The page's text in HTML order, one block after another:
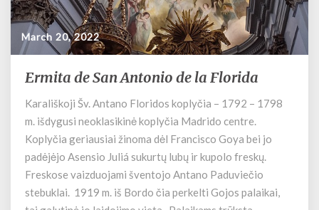
March 20, 2022
E
m
i
t
a
d
Ermita de San Antonio de la Florida
Karališkoji Šv. Antano Floridos koplyčia – 1792 – 1798
m. išdygusi neoklasikinė koplyčia Madrido centre.
Koplyčia geriausiai žinoma dėl Francisco Goya bei jo
padėjėjo Asensio Juliá sukurtų lubų ir kupolo freskų.
Freskose vaizduojami šventojo Antano Paduviečio
stebuklai. 1919 m. iš Bordo čia perkelti Gojos palaikai,